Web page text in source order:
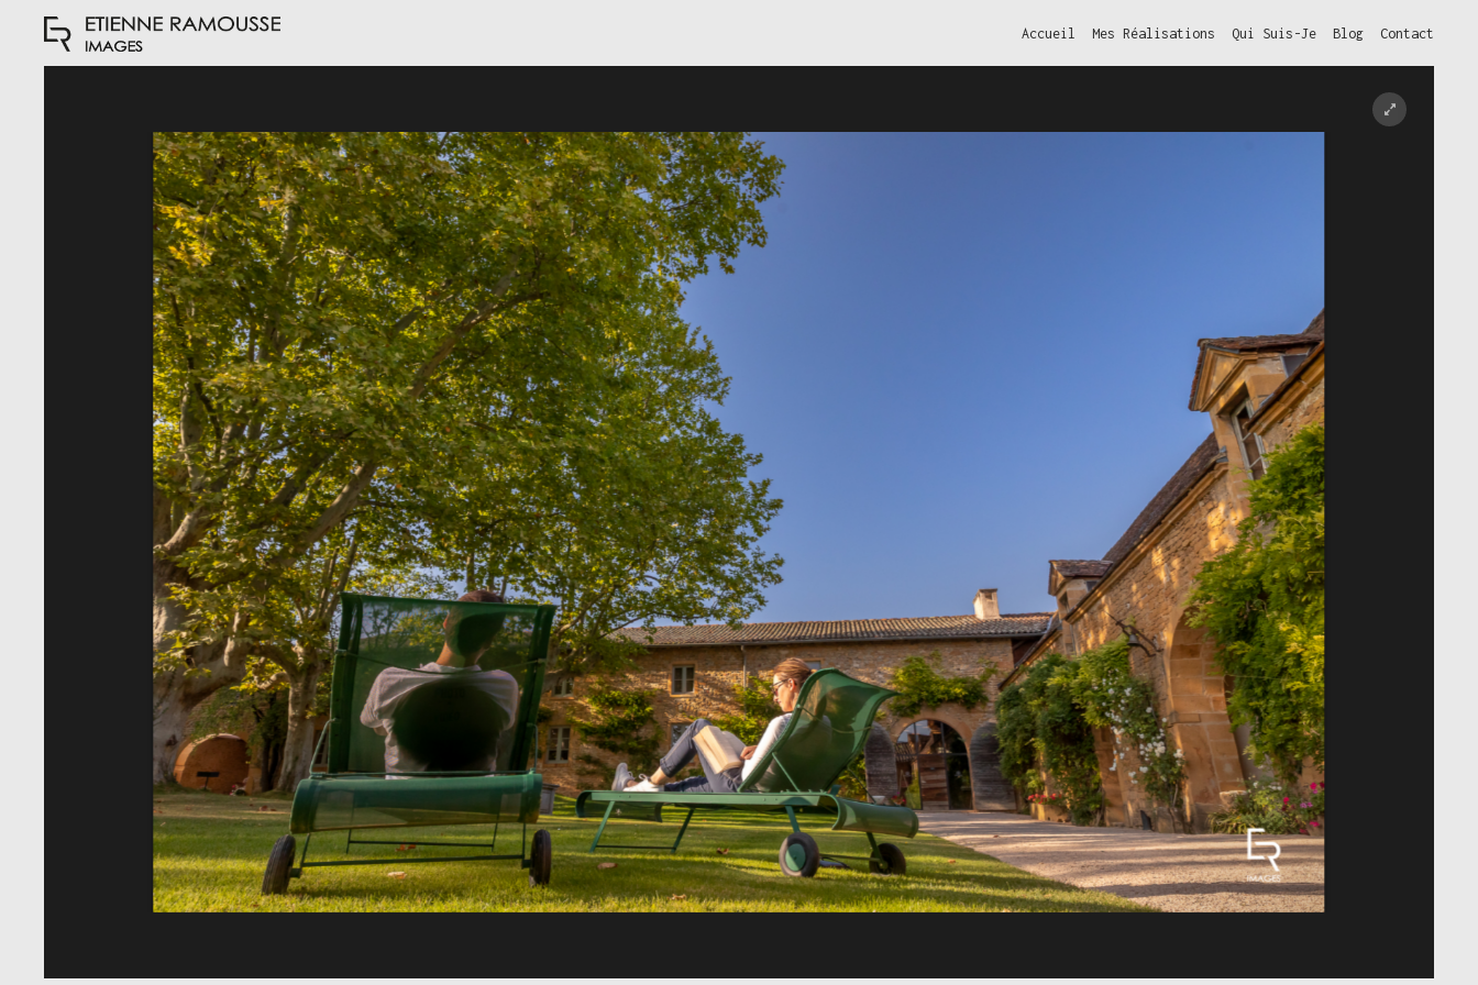
Accueil Mes Réalisations Qui Suis-Je Blog Contact